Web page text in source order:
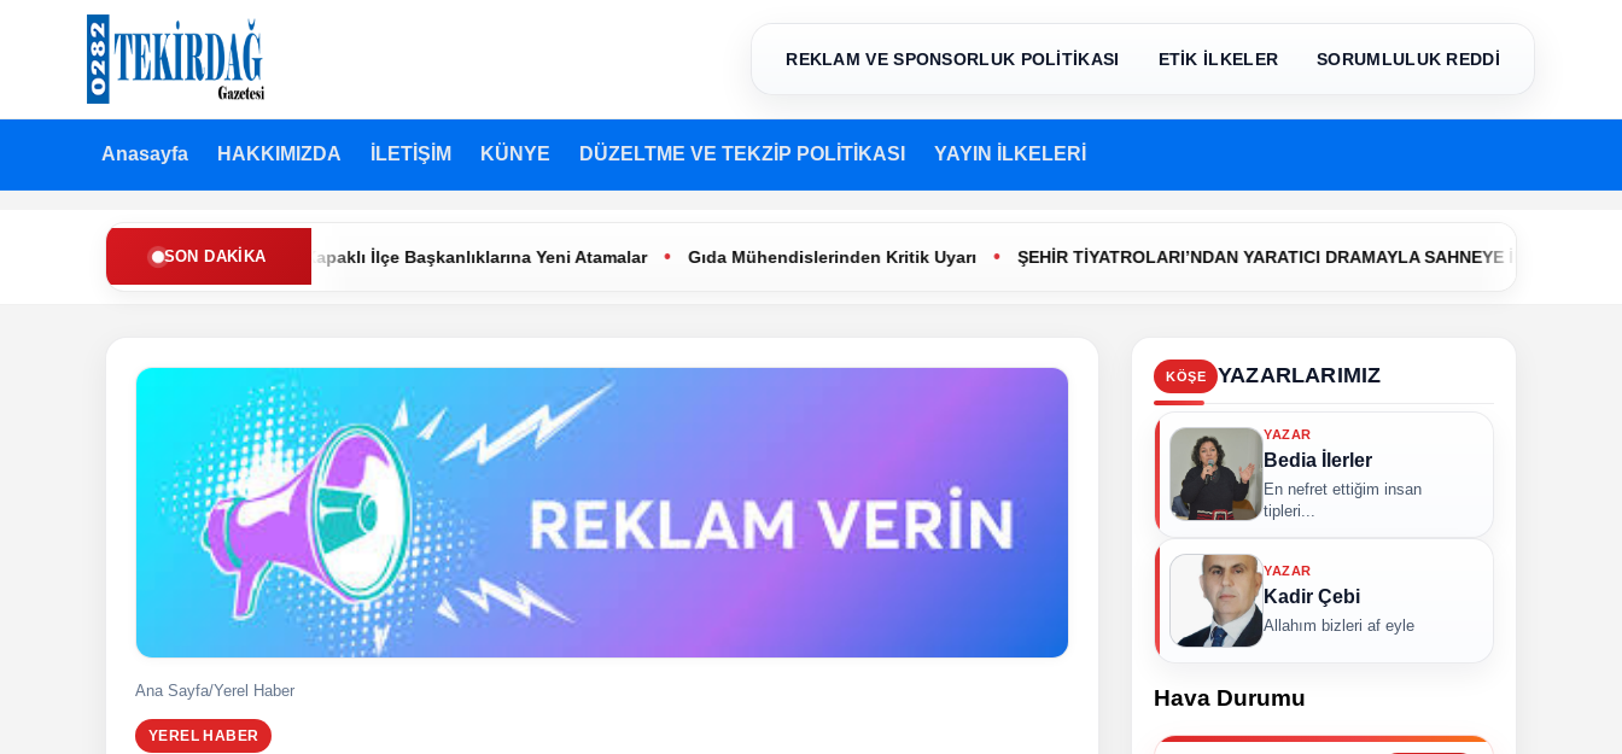
REKLAM VE SPONSORLUK POLİTİKASI ETİK İLKELER SORUMLULUK REDDİ
Anasayfa HAKKIMIZDA İLETİŞİM KÜNYE DÜZELTME VE TEKZİP POLİTİKASI YAYIN İLKELERİ
SON DAKIKA
Partisi’nde Muratlı ve Kapaklı İlçe Başkanlıklarına Yeni Atamalar • Gıda Mühendislerinden Kritik Uyarı • ŞEHİR TİYATROLARI’NDAN YARATICI DRAMAYLA SAHNEYE İLK ADIM
Ana Sayfa/Yerel Haber
YEREL HABER
KÖŞE YAZARLARIMIZ
YAZAR
Bedia İlerler
En nefret ettiğim insan
tipleri...
YAZAR
Kadir Çebi
Allahım bizleri af eyle
Hava Durumu